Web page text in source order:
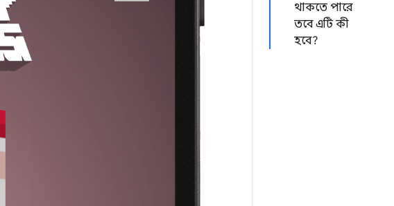
থাকতে পারে
তবে এটি কী
হবে?